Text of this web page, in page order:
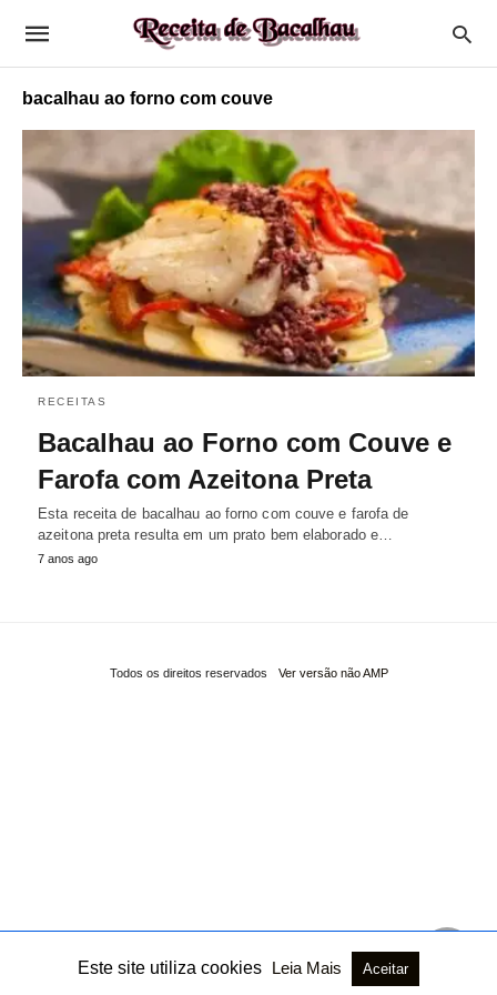
bacalhau ao forno com couve
RECEITAS
Bacalhau ao Forno com Couve e
Farofa com Azeitona Preta
Esta receita de bacalhau ao forno com couve e farofa de
azeitona preta resulta em um prato bem elaborado e…
7 anos ago
Todos os direitos reservados Ver versão não AMP
Este site utiliza cookies Leia Mais Aceitar